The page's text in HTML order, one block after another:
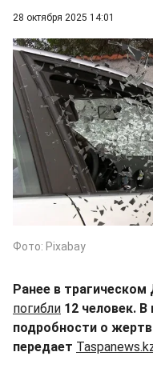
28 октября 2025 14:01
Фото: Pixabay
Ранее в
погибли 12 человек. В
подробности о
передает